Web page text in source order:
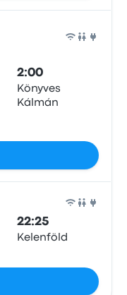
2:00
Könyves
Kálmán
22:25
Kelenföld